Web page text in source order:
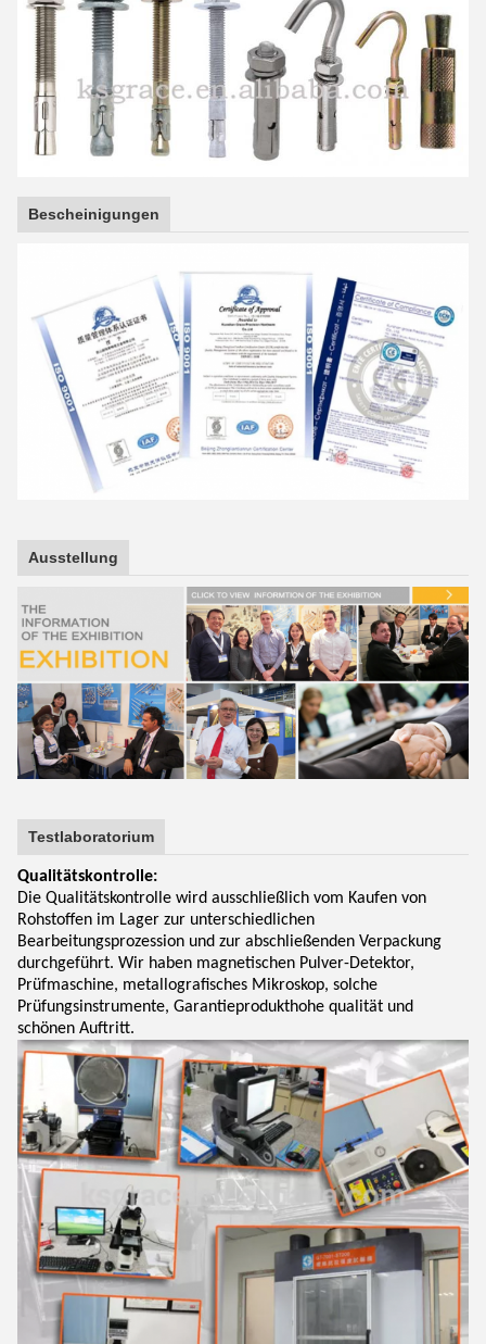
Bescheinigungen
Ausstellung
Testlaboratorium
Qualitätskontrolle:
Die Qualitätskontrolle wird ausschließlich vom Kaufen von
Rohstoffen im Lager zur unterschiedlichen
Bearbeitungsprozession und zur abschließenden Verpackung
durchgeführt. Wir haben magnetischen Pulver-Detektor,
Prüfmaschine, metallografisches Mikroskop, solche
Prüfungsinstrumente, Garantieprodukthohe qualität und
schönen Auftritt.